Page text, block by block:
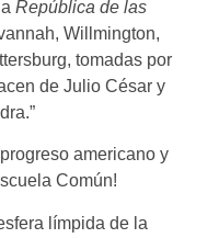
República de las
Willmington,
tomadas por
de Julio César y
americano y
Común!
límpida de la